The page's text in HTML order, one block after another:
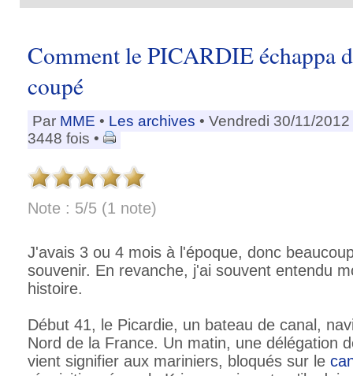
Comment le PICARDIE échappa
coupé
Par MME • Les archives • Vendredi 30/11/
3448 fois •
Note : 5/5 (1 note)
J'avais 3 ou 4 mois à l'époque, donc
souvenir. En revanche, j'ai souvent entendu
histoire.
Début 41, le Picardie, un bateau de canal,
Nord de la France. Un matin, une délégation
vient signifier aux mariniers, bloqués sur le